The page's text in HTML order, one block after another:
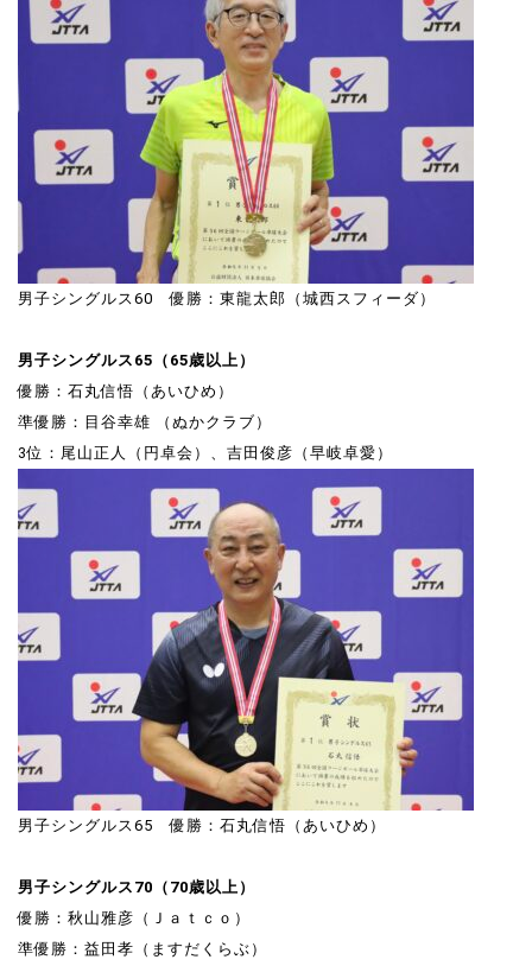
男子シングルス60 優勝：東龍太郎（城西スフィーダ）
男子シングルス65（65歳以上）
優勝：石丸信悟（あいひめ）
準優勝：目谷幸雄 （ぬかクラブ）
3位：尾山正人（円卓会）、吉田俊彦（早岐卓愛）
男子シングルス65 優勝：石丸信悟（あいひめ）
男子シングルス70（70歳以上）
優勝：秋山雅彦（Ｊａｔｃｏ）
準優勝：益田孝（ますだくらぶ）